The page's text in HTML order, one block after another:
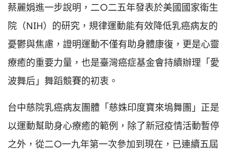
蔡麗娟進一步說明，二○二五年發表於美國國家衛生
院（NIH）的研究，規律運動能有效降低乳癌病友的
憂鬱與焦慮，證明運動不僅有助身體康復，更是心靈
療癒的重要力量，也是臺灣癌症基金會持續辦理「愛
波舞后」舞蹈競賽的初衷。
台中慈院乳癌病友團體「慈姝印度寶來塢舞團」正是
以運動幫助身心療癒的範例，除了新冠疫情活動暫停
之外，從二○一九年第一次參加到現在，已連續五屆